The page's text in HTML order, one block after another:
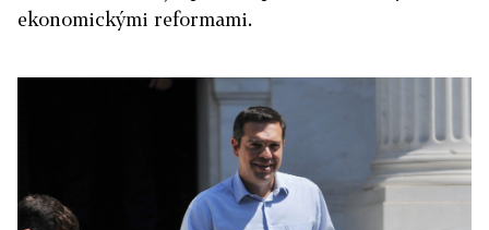
ekonomickými reformami.